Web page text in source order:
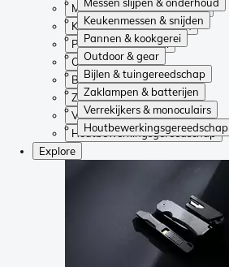
Keukenmessen & snijden
Pannen & kookgerei
Outdoor & gear
Bijlen & tuingereedschap
Zaklampen & batterijen
Verrekijkers & monoculairs
Houtbewerkingsgereedschap
Messen slijpen & onderhoud
Keukenmessen & snijden
Pannen & kookgerei
Outdoor & gear
Bijlen & tuingereedschap
Zaklampen & batterijen
Verrekijkers & monoculairs
Houtbewerkingsgereedschap
Explore